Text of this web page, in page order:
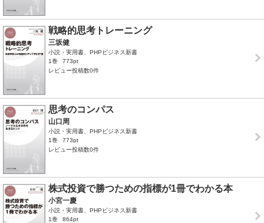
戦略的思考トレーニング
三坂健
小説・実用書、PHPビジネス新書
1巻
773pt
レビュー投稿数0件
思考のコンパス
山口周
小説・実用書、PHPビジネス新書
1巻
773pt
レビュー投稿数0件
株式投資で勝つための指標が1冊でわかる本
小宮一慶
小説・実用書、PHPビジネス新書
1巻
864pt